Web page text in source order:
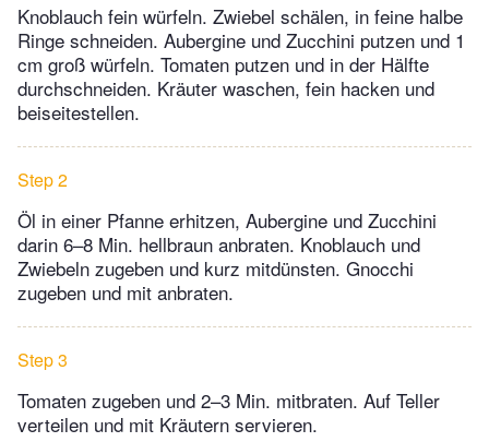
Knoblauch fein würfeln. Zwiebel schälen, in feine halbe
Ringe schneiden. Aubergine und Zucchini putzen und 1
cm groß würfeln. Tomaten putzen und in der Hälfte
durchschneiden. Kräuter waschen, fein hacken und
beiseitestellen.
Step 2
Öl in einer Pfanne erhitzen, Aubergine und Zucchini
darin 6–8 Min. hellbraun anbraten. Knoblauch und
Zwiebeln zugeben und kurz mitdünsten. Gnocchi
zugeben und mit anbraten.
Step 3
Tomaten zugeben und 2–3 Min. mitbraten. Auf Teller
verteilen und mit Kräutern servieren.